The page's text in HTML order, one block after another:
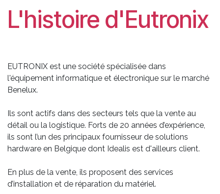
L'histoire d'Eutronix
EUTRONIX est une société spécialisée dans
l'équipement informatique et électronique sur le marché
Benelux.
Ils sont actifs dans des secteurs tels que la vente au
détail ou la logistique. Forts de 20 années d’expérience,
ils sont l’un des principaux fournisseur de solutions
hardware en Belgique dont Idealis est d'ailleurs client.
En plus de la vente, ils proposent des services
d’installation et de réparation du matériel.